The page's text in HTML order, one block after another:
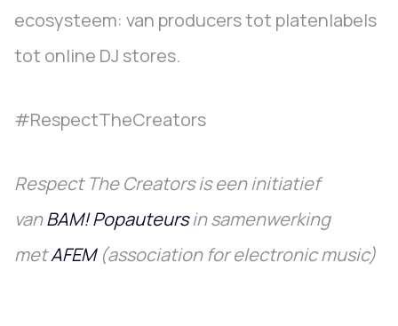
ecosysteem: van producers tot platenlabels
tot online DJ stores.
#RespectTheCreators
Respect The Creators is een initiatief
vanBAM! Popauteursin samenwerking
metAFEM(association for electronic music)